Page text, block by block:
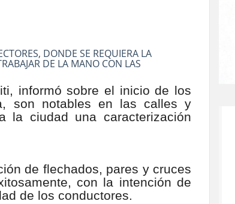
DONDE SE REQUIERA LA
DE LA MANO CON LAS
informó sobre el inicio de los
son notables en las calles y
la ciudad una caracterización
de flechados, pares y cruces
con la intención de
de los conductores.